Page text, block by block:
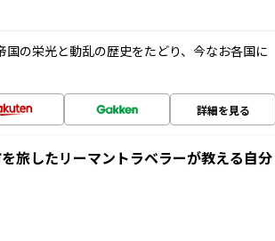
国の栄光と動乱の歴史をたどり、今なお各国に
詳細を見る
旅したリーマントラベラーが教える自分